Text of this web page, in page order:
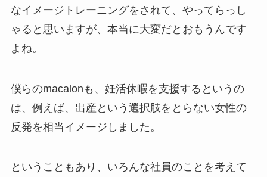
なイメージトレーニングをされて、やってらっし
ゃると思いますが、本当に大変だとおもうんです
よね。
僕らのmacalonも、妊活休暇を支援するというの
は、例えば、出産という選択肢をとらない女性の
反発を相当イメージしました。
ということもあり、いろんな社員のことを考えて